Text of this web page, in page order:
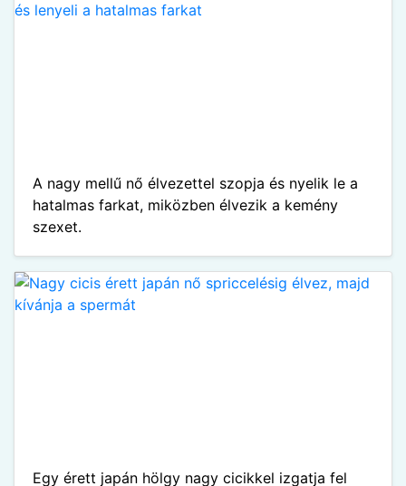
A nagy mellű nő élvezettel szopja és nyelik le a
hatalmas farkat, miközben élvezik a kemény
szexet.
Egy érett japán hölgy nagy cicikkel izgatja fel